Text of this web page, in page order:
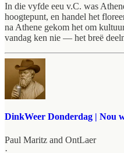
In die vyfde eeu v.C. was
hoogtepunt, en handel het
na Athene gekom het om
vandag ken nie — het breë
DinkWeer Donderdag | Nou
Paul Maritz and OntLaer
·